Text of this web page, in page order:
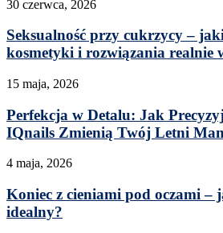
30 czerwca, 2026
Seksualność przy cukrzycy –
kosmetyki i rozwiązania realnie
15 maja, 2026
Perfekcja w Detalu: Jak
IQnails Zmienią Twój Letni
4 maja, 2026
Koniec z cieniami pod oczami –
idealny?